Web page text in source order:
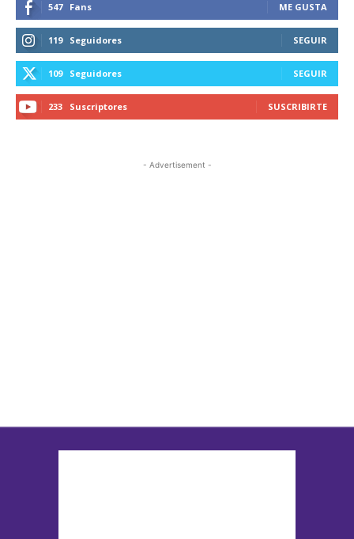
547 Fans ME GUSTA
119 Seguidores SEGUIR
109 Seguidores SEGUIR
233 Suscriptores SUSCRIBIRTE
- Advertisement -